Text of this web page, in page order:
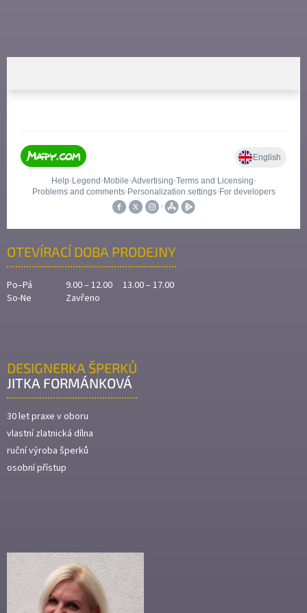
OTEVÍRACÍ DOBA PRODEJNY
Po–Pá
9.00 – 12.00 13.00 – 17.00
So-Ne
Zavřeno
DESIGNERKA ŠPERKŮ
JITKA FORMÁNKOVÁ
30 let praxe v oboru
vlastní zlatnická dílna
ruční výroba šperků
osobní přístup